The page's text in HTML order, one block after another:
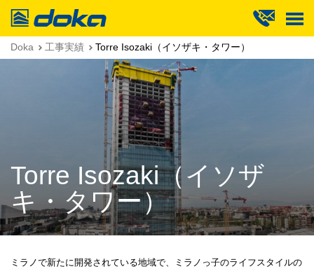
Doka
Doka 工事実績 Torre Isozaki（イソザキ・タワー）
Torre Isozaki（イソザ
キ・タワー）
ミラノで新たに開発されている地域で、ミラノっ子のライフスタイルの